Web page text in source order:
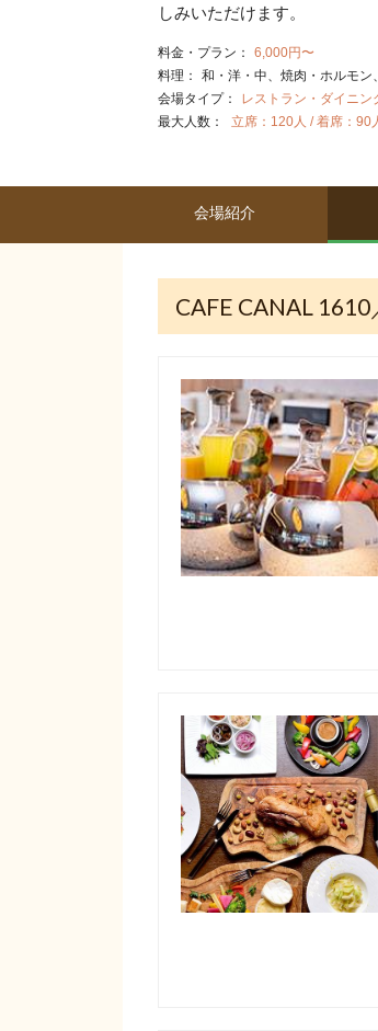
しみいただけます。
料金・プラン：
6,000円〜
料理：
和・洋・中 焼肉・ホルモン
会場タイプ：
レストラン・ダイニン
最大人数：
立席：120人 / 着席：90
会場紹介
CAFE CANAL